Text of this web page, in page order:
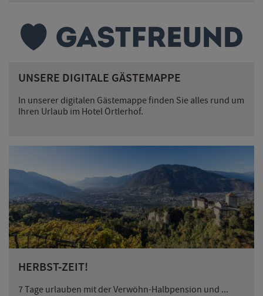
UNSERE DIGITALE GÄSTEMAPPE
In unserer digitalen Gästemappe finden Sie alles rund um
Ihren Urlaub im Hotel Örtlerhof.
HERBST-ZEIT!
7 Tage urlauben mit der Verwöhn-Halbpension und ...